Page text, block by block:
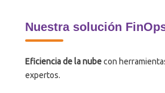
Nuestra solución
Eficiencia de la nubecon
expertos.